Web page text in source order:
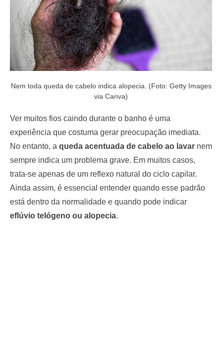
Nem toda queda de cabelo indica alopecia. (Foto: Getty Images
via Canva)
Ver muitos fios caindo durante o banho é uma
experiência que costuma gerar preocupação imediata.
No entanto, a queda acentuada de cabelo ao lavar nem
sempre indica um problema grave. Em muitos casos,
trata-se apenas de um reflexo natural do ciclo capilar.
Ainda assim, é essencial entender quando esse padrão
está dentro da normalidade e quando pode indicar
eflúvio telógeno ou alopecia.